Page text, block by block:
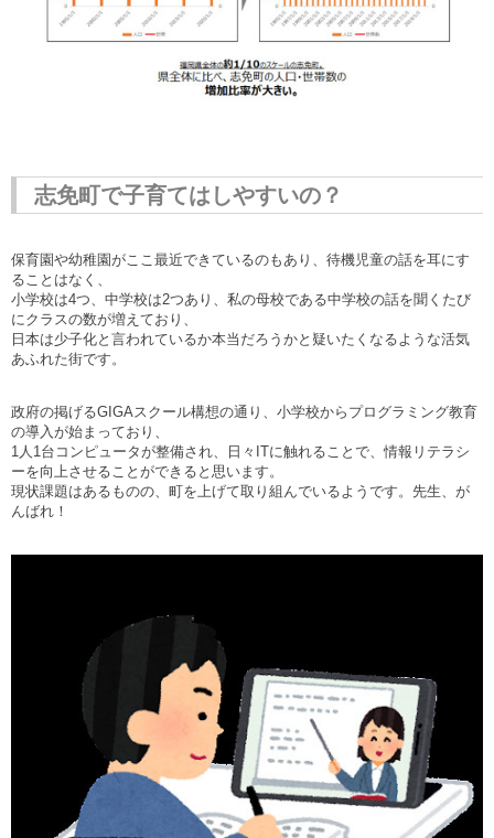
志免町で子育てはしやすいの？
保育園や幼稚園がここ最近できているのもあり、待機児童の話を耳にす
ることはなく、
小学校は4つ、中学校は2つあり、私の母校である中学校の話を聞くたび
にクラスの数が増えており、
日本は少子化と言われているか本当だろうかと疑いたくなるような活気
あふれた街です。
政府の掲げるGIGA スクール構想の通り、小学校からプログラミング教育
の導入が始まっており、
1 人 1 台コンピュータが整備され、日々 ITに触れることで、情報リテラシ
ーを向上させることができると思います。
現状課題はあるものの、町を上げて取り組んでいるようです。 先生、が
んばれ！